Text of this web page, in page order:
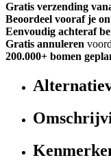
Gratis verzending
Beoordeel vooraf je
Eenvoudig achteraf
Gratis annuleren
200.000+ bomen